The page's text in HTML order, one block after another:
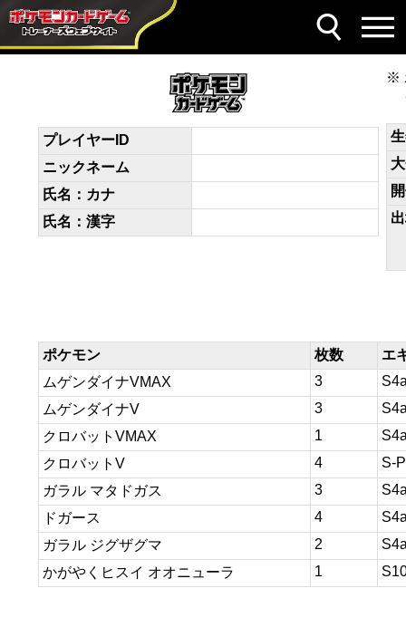
デッキコード
nN9nnL-VWmuXk-NnggLn
プレイヤーID
ニックネーム
氏名：カナ
氏名：漢字
ポケモン 枚数
エ
ムゲンダイナVMAX
3
ムゲンダイナV
3
クロバットVMAX
1
クロバットV
4
S-P
ガラル マタドガス
3
ドガース
4
ガラル ジグザグマ
2
かがやくヒスイ オオニューラ
1